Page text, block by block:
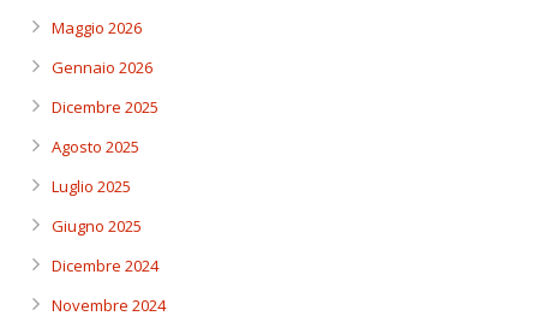
Maggio 2026
Gennaio 2026
Dicembre 2025
Agosto 2025
Luglio 2025
Giugno 2025
Dicembre 2024
Novembre 2024